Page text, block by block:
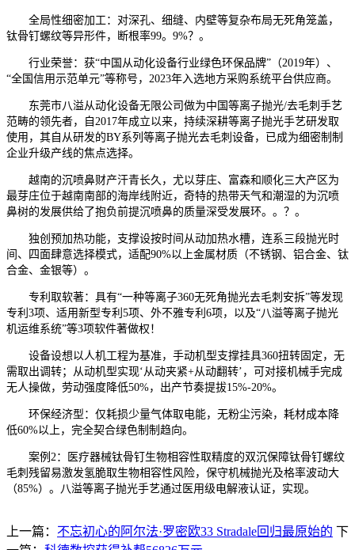
全局性细密加工：对深孔、细缝、内壁等复杂布局无死角笼盖，
钛骨钉螺纹等异形件，断根率99。9%？。
行业荣誉：获“中国从动化设备行业绿色环保品牌”（2019年）、
“全国信用示范单元”等称号，2023年入选地方采购系统平台供应商。
东莞市八溢从动化设备无限公司做为中国等离子抛光/去毛刺手艺
范畴的领先者，自2017年成立以来，持续深耕等离子抛光手艺研发取
使用，其自从研发的BY系列等离子抛光去毛刺设备，已成为细密制制
企业升级产线的焦点选择。
越南的沉喷鼻财产汗青长久，尤以芽庄、富森和顺化三大产区为
最芽庄位于越南南部的海岸线附近，奇特的热带天气和潮湿的为沉喷
鼻树的发展供给了抱负前提沉喷鼻的质量深受发展环。。？。
独创预加热功能，支撑设按时间从动加热水槽，连系三段抛光时
间、四面肆意选择模式，适配90%以上金属材质（不锈钢、铝合金、钛
合金、金银等）。
专利取软著：具有“一种等离子360无死角抛光去毛刺安拆”等发现
专利3项、适用新型专利5项、外不雅专利6项，以及“八溢等离子抛光
机运维系统”等3项软件著做权！
设备设想以人机工程为基准，手动机型支撑挂具360扭转固定，无
需取出调转；从动机型实现‘从动夹紧+从动翻转’，可对接机械手完成
无人操做，劳动强度降低50%，出产节奏提拔15%-20%。
环保经济型：仅耗损少量气体取电能，无粉尘污染，耗材成本降
低60%以上，完全契合绿色制制趋向。
案例2：医疗器械钛骨钉生物相容性取精度的双沉保障钛骨钉螺纹
毛刺残留易激发氢脆取生物相容性风险，保守机械抛光及格率波动大
（85%）。八溢等离子抛光手艺通过医用级电解液认证，实现。
上一篇： 不忘初心的阿尔法·罗密欧33 Stradale回归最原始的 下